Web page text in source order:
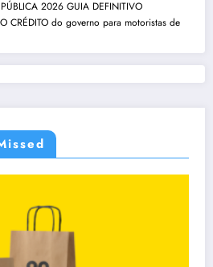
2026 GUIA DEFINITIVO
CRÉDITO do governo para motoristas de